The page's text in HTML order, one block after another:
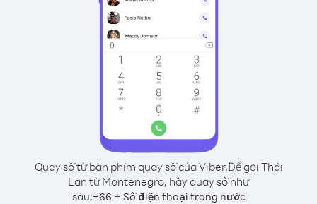
Quay số từ bàn phím quay số của Viber.Để gọi Thái
Lan từ Montenegro, hãy quay số như
sau:+66 + Số điện thoại trong nước